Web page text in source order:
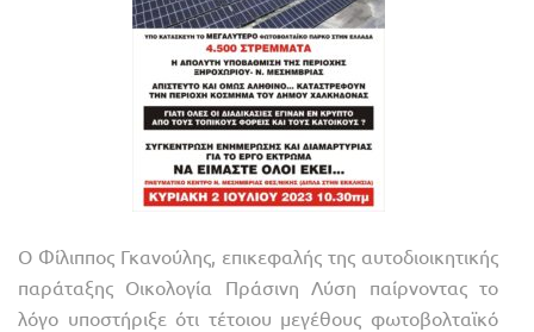
Ο Φίλιππος Γκανούλης, επικεφαλής της αυτοδιοικητικής
παράταξης Οικολογία Πράσινη Λύση παίρνοντας το
λόγο υποστήριξε ότι τέτοιου μεγέθους φωτοβολταϊκό